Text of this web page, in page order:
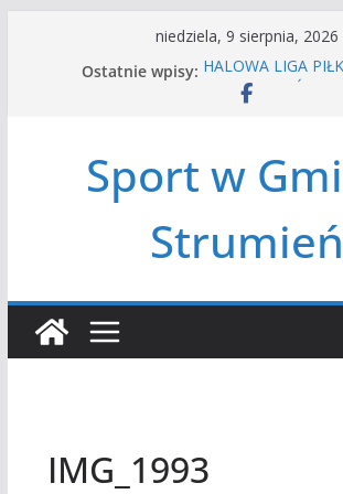
niedziela, 9 sierpnia, 2026
Ostatnie wpisy: HALOWA LIGA
LATO W
Czwórbój
Sport w
Strumień
IMG_1993